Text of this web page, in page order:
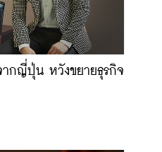
ากญี่ปุ่น หวังขยายธุรกิจ